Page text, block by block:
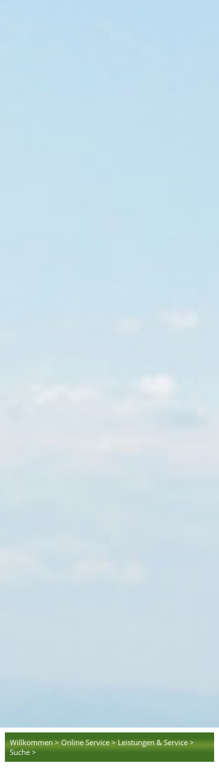
Willkommen > Online Service > Leistungen & Service >
Suche >